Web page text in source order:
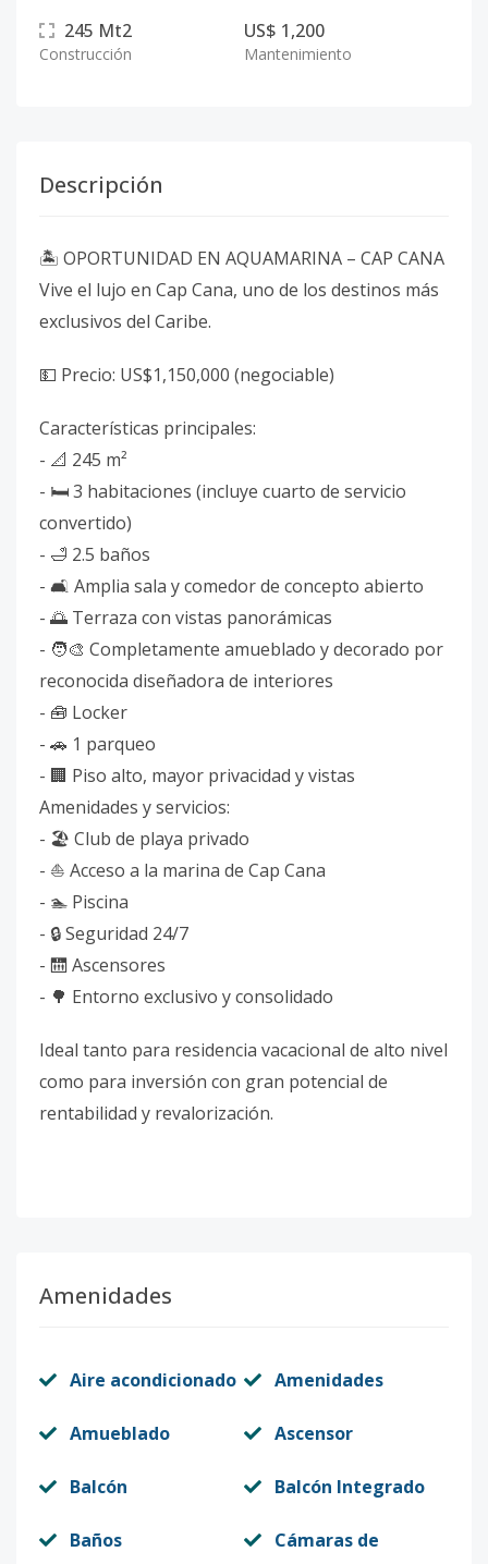
245 Mt2
Construcción
US$ 1,200
Mantenimiento
Descripción
🏝️ OPORTUNIDAD EN AQUAMARINA – CAP CANA
Vive el lujo en Cap Cana, uno de los destinos más
exclusivos del Caribe.
💵 Precio: US$1,150,000 (negociable)
Características principales:
- 📐 245 m²
- 🛏️ 3 habitaciones (incluye cuarto de servicio
convertido)
- 🛁 2.5 baños
- 🛋️ Amplia sala y comedor de concepto abierto
- 🌅 Terraza con vistas panorámicas
- 🧑‍🎨 Completamente amueblado y decorado por
reconocida diseñadora de interiores
- 🧰 Locker
- 🚗 1 parqueo
- 🏢 Piso alto, mayor privacidad y vistas
Amenidades y servicios:
- 🏖️ Club de playa privado
- ⛵ Acceso a la marina de Cap Cana
- 🏊 Piscina
- 🔒 Seguridad 24/7
- 🛗 Ascensores
- 🌳 Entorno exclusivo y consolidado
Ideal tanto para residencia vacacional de alto nivel
como para inversión con gran potencial de
rentabilidad y revalorización.
Amenidades
Aire acondicionado Amenidades
Amueblado Ascensor
Balcón Balcón Integrado
Baños
Cámaras de